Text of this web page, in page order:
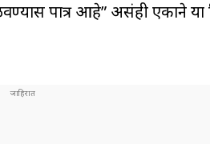
पात्र आहे” असंही एकाने